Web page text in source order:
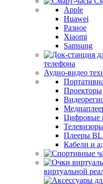
Apple
Huawei
Разное
Xiaomi
Samsung
телефона
Аудио-видео
Проекторы
Цифровые
Плееры
Кабели и
виртуальной